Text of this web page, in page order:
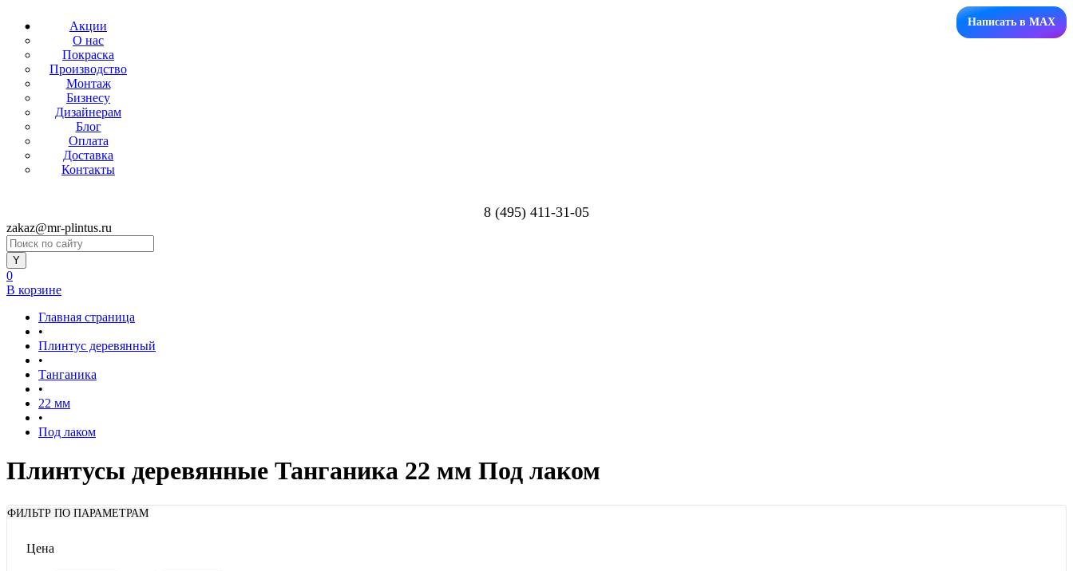
Акции
О нас
Покраска
Производство
Монтаж
Бизнесу
Дизайнерам
Блог
Оплата
Доставка
Контакты
Написать в MAX
8 (495) 411-31-05
zakaz@mr-plintus.ru
0
В корзине
Главная страница
•
Плинтус деревянный
•
Танганика
•
22 мм
•
Под лаком
Плинтусы деревянные Танганика 22 мм Под лаком
ФИЛЬТР ПО ПАРАМЕТРАМ
Цена